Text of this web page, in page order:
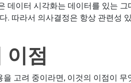
데이터 시각화는 데이터를 있는 그
. 따라서 의사결정은 항상 관련성
이점
고려 중이라면, 이것의 이점이